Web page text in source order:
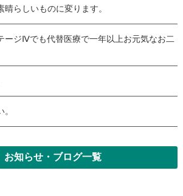
晴らしいものに変ります。
ージⅣでも代替医療で一年以上お元気なお二
お知らせ・ブログ一覧